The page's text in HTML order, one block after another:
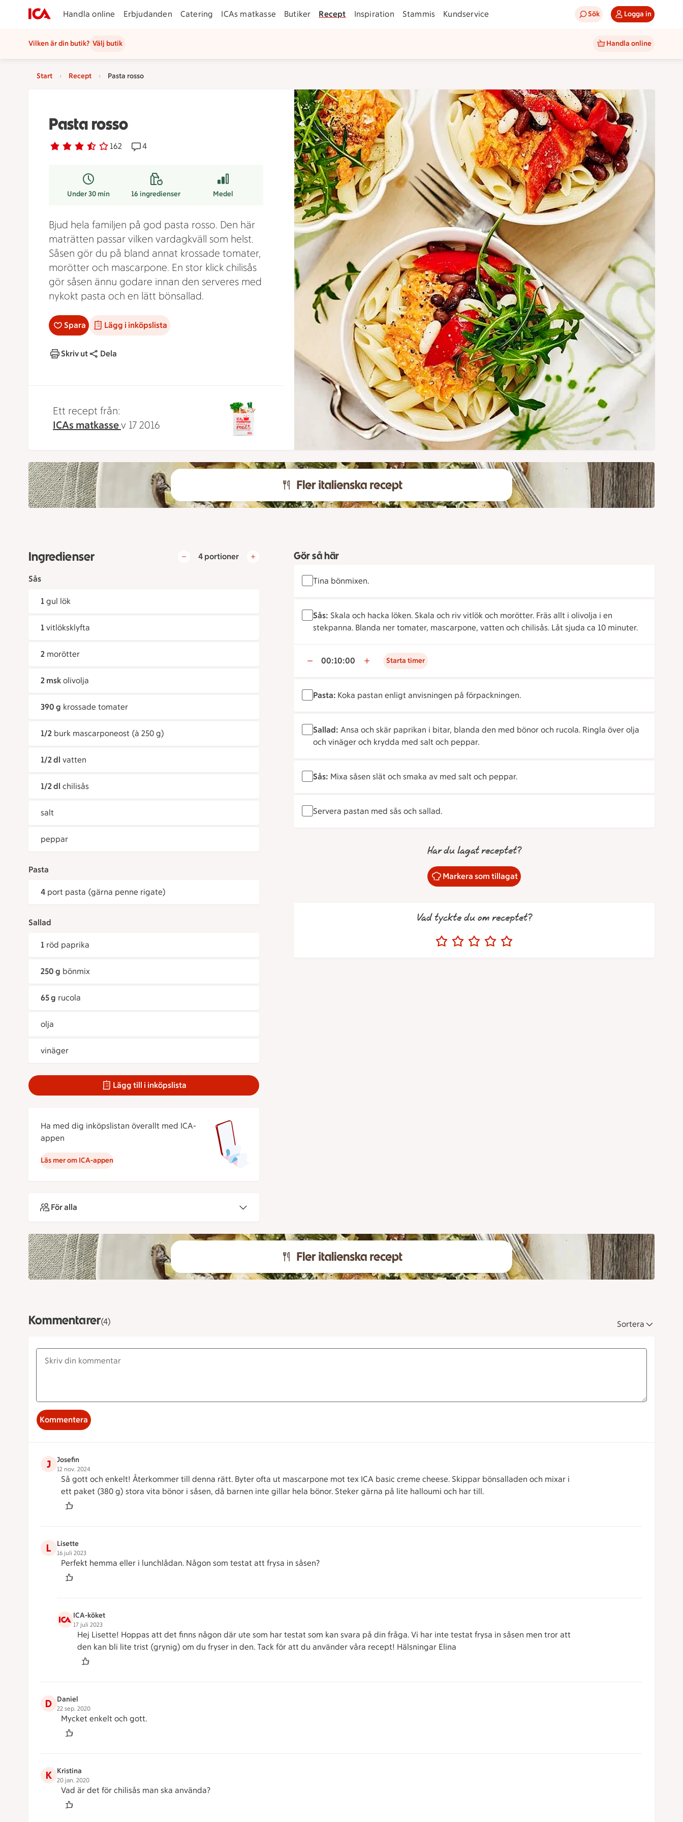
Handla online Erbjudanden Catering ICAs matkasse Butiker Recept Inspiration Stammis Kundservice Sök Logga in
Vilken är din butik? Välj butik Handla online
Start Recept Pasta rosso
Pasta rosso
Betyg 3.1 av 5. 162
162 personer har röstatReceptet har 4 kommentarer
4
Under 30 min 16ingredienser Medel
Bjud hela familjen på god pasta rosso. Den här
maträtten passar vilken vardagkväll som helst.
Såsen gör du på bland annat krossade tomater,
morötter och mascarpone. En stor klick chilisås
gör såsen ännu godare innan den serveres med
nykokt pasta och en lätt bönsallad.
Spara Lägg i inköpslista
Skriv ut Dela
Ett recept från:
ICAs matkassev 17 2016
Ingredienser 4 portioner
Sås
1 gul lök
1 vitlöksklyfta
2 morötter
2 msk olivolja
390 g krossade tomater
1/2 burk mascarponeost (à 250 g)
1/2 dl vatten
1/2 dl chilisås
salt
peppar
Pasta
4 port pasta (gärna penne rigate)
Sallad
1 röd paprika
250 g bönmix
65 g rucola
olja
vinäger
Lägg till i inköpslista
Ha med dig inköpslistan överallt med ICA-
appen
Läs mer om ICA-appen
För alla
Gör så här
Tina bönmixen.
Sås: Skala och hacka löken. Skala och riv vitlök och morötter. Fräs allt i olivolja i en
stekpanna. Blanda ner tomater, mascarpone, vatten och chilisås. Låt sjuda ca 10 minuter.
00:10:00 Starta timer
Pasta: Koka pastan enligt anvisningen på förpackningen.
Sallad: Ansa och skär paprikan i bitar, blanda den med bönor och rucola. Ringla över olja
och vinäger och krydda med salt och peppar.
Sås: Mixa såsen slät och smaka av med salt och peppar.
Servera pastan med sås och sallad.
Har du lagat receptet?
Markera som tillagat
Vad tyckte du om receptet?
Kommentarer(4) Sortera
Kommentera
J Josefin
12 nov. 2024
Så gott och enkelt! Återkommer till denna rätt. Byter ofta ut mascarpone mot tex ICA basic creme cheese. Skippar bönsalladen och mixar i
ett paket (380 g) stora vita bönor i såsen, då barnen inte gillar hela bönor. Steker gärna på lite halloumi och har till.
L Lisette
16 juli 2023
Perfekt hemma eller i lunchlådan. Någon som testat att frysa in såsen?
ICA-köket
17 juli 2023
Hej Lisette! Hoppas att det finns någon där ute som har testat som kan svara på din fråga. Vi har inte testat frysa in såsen men tror att
den kan bli lite trist (grynig) om du fryser in den. Tack för att du använder våra recept! Hälsningar Elina
D Daniel
22 sep. 2020
Mycket enkelt och gott.
K Kristina
20 jan. 2020
Vad är det för chilisås man ska använda?